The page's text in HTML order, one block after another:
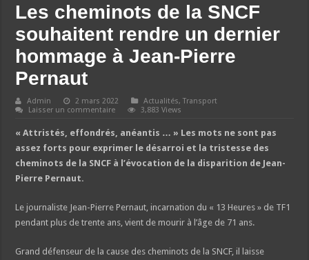
Les cheminots de la SNCF
souhaitent rendre un dernier
hommage à Jean-Pierre
Pernaut
Admin 2 mars 2022 Actualités,Transport
Laisser un commentaire
3,883 Views
« Attristés, effondrés, anéantis … » Les mots ne sont pas
assez forts pour exprimer le désarroi et la tristesse des
cheminots de la SNCF à l’évocation de la disparition de Jean-
Pierre Pernaut.
Le journaliste Jean-Pierre Pernaut, incarnation du « 13 Heures » de TF1
pendant plus de trente ans, vient de mourir à l’âge de 71 ans.
Grand défenseur de la cause des cheminots de la SNCF, il laisse